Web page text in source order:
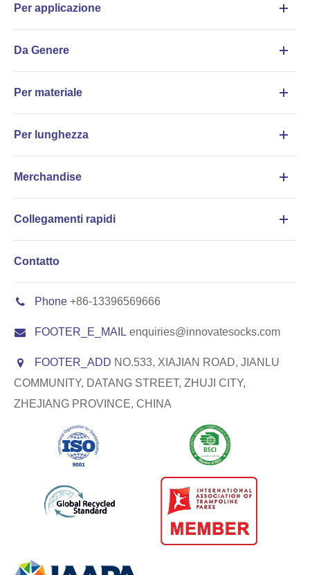
Per applicazione
Da Genere
Per materiale
Per lunghezza
Merchandise
Collegamenti rapidi
Contatto
Phone +86-13396569666
FOOTER_E_MAIL enquiries@innovatesocks.com
FOOTER_ADD NO.533, XIAJIAN ROAD, JIANLU
COMMUNITY, DATANG STREET, ZHUJI CITY,
ZHEJIANG PROVINCE, CHINA